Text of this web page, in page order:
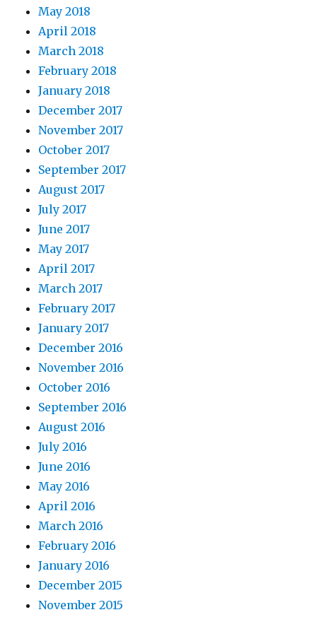
May 2018
April 2018
March 2018
February 2018
January 2018
December 2017
November 2017
October 2017
September 2017
August 2017
July 2017
June 2017
May 2017
April 2017
March 2017
February 2017
January 2017
December 2016
November 2016
October 2016
September 2016
August 2016
July 2016
June 2016
May 2016
April 2016
March 2016
February 2016
January 2016
December 2015
November 2015